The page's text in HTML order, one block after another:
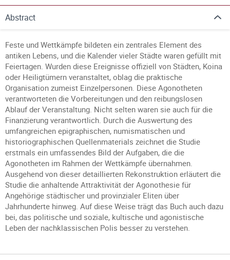
Abstract
Feste und Wettkämpfe bildeten ein zentrales Element des
antiken Lebens, und die Kalender vieler Städte waren gefüllt mit
Feiertagen. Wurden diese Ereignisse offiziell von Städten, Koina
oder Heiligtümern veranstaltet, oblag die praktische
Organisation zumeist Einzelpersonen. Diese Agonotheten
verantworteten die Vorbereitungen und den reibungslosen
Ablauf der Veranstaltung. Nicht selten waren sie auch für die
Finanzierung verantwortlich. Durch die Auswertung des
umfangreichen epigraphischen, numismatischen und
historiographischen Quellenmaterials zeichnet die Studie
erstmals ein umfassendes Bild der Aufgaben, die die
Agonotheten im Rahmen der Wettkämpfe übernahmen.
Ausgehend von dieser detaillierten Rekonstruktion erläutert die
Studie die anhaltende Attraktivität der Agonothesie für
Angehörige städtischer und provinzialer Eliten über
Jahrhunderte hinweg. Auf diese Weise trägt das Buch auch dazu
bei, das politische und soziale, kultische und agonistische
Leben der nachklassischen Polis besser zu verstehen.